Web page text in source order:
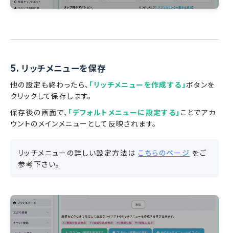
5. リッチメニューを保存
他の設定も終わったら、 「リッチメニューを作成する」ボタンを
クリックして保存します。
保存後の画面で、 「デフォルトメニューに設定する」 ことでアカ
ウントのメインメニューとして反映されます。
リッチメニューの詳しい設定方法は こちらのページ をご
参考下さい。